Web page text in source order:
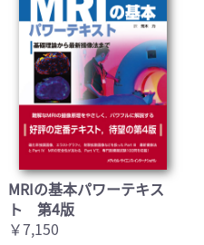
MRIの基本パワーテキス
ト 第4版
￥7,150